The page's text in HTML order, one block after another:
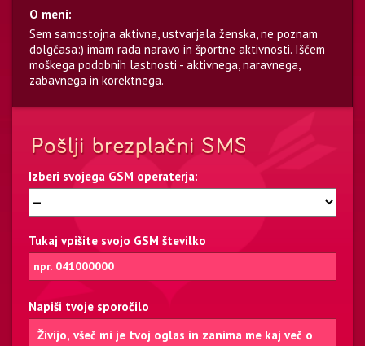
O meni:
Sem samostojna aktivna, ustvarjala ženska, ne poznam
dolgčasa:) imam rada naravo in športne aktivnosti. Iščem
moškega podobnih lastnosti - aktivnega, naravnega,
zabavnega in korektnega.
Izberi svojega GSM operaterja:
Tukaj vpišite svojo GSM številko
Napiši tvoje sporočilo